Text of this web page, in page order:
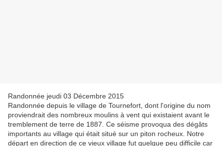
Randonnée jeudi 03 Décembre 2015
Randonnée depuis le village de Tournefort, dont l'origine du nom
proviendrait des nombreux moulins à vent qui existaient avant le
tremblement de terre de 1887. Ce séisme provoqua des dégâts
importants au village qui était situé sur un piton rocheux. Notre
départ en direction de ce vieux village fut quelque peu difficile car